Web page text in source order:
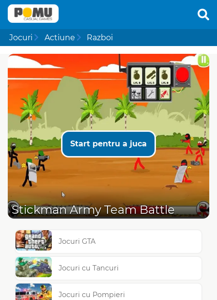
Jocuri Actiune Razboi
Start pentru a juca
Stickman Army Team Battle
Jocuri GTA
Jocuri cu Tancuri
Jocuri cu Pompieri